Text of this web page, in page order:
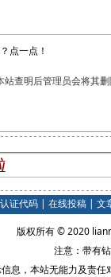
点一点！
查明后管理员会将其
证代码| 在线投稿| 文
版权所有 © 2020
注意：带有
息，本站无能力及责